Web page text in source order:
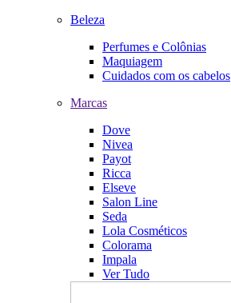
Beleza
Perfumes e Colônias
Maquiagem
Cuidados com os cabelos
Marcas
Dove
Nivea
Payot
Ricca
Elseve
Salon Line
Seda
Lola Cosméticos
Colorama
Impala
Ver Tudo